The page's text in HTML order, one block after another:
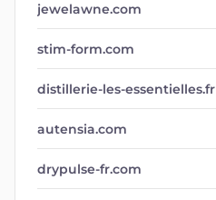
jewelawne.com
stim-form.com
distillerie-les-essentielles.fr
autensia.com
drypulse-fr.com